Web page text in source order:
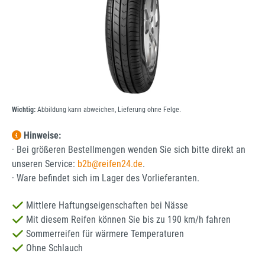
Wichtig: Abbildung kann abweichen, Lieferung ohne Felge.
Hinweise:
· Bei größeren Bestellmengen wenden Sie sich bitte direkt an
unseren Service: b2b@reifen24.de.
· Ware befindet sich im Lager des Vorlieferanten.
Mittlere Haftungseigenschaften bei Nässe
Mit diesem Reifen können Sie bis zu 190 km/h fahren
Sommerreifen für wärmere Temperaturen
Ohne Schlauch